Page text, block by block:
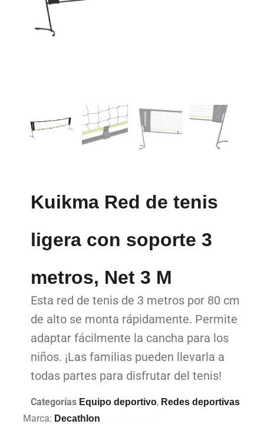
Kuikma Red de tenis
ligera con soporte 3
metros, Net 3 M
Esta red de tenis de 3 metros por 80 cm
de alto se monta rápidamente. Permite
adaptar fácilmente la cancha para los
niños. ¡Las familias pueden llevarla a
todas partes para disfrutar del tenis!
Categorías Equipo deportivo, Redes deportivas
Marca: Decathlon